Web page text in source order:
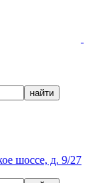
шоссе, д. 9/27